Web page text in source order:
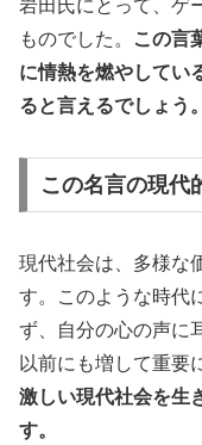
岩田氏にとって、ゲ
ものでした。
この言
に情熱を燃やしてい
ると言えるでしょう。
この名言の現代
現代社会は、多様な
す。このような時代
ず、自分の心の声に
以前にも増して重要
激しい現代社会を生
す。